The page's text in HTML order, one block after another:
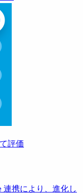
評価
連携により、進化し